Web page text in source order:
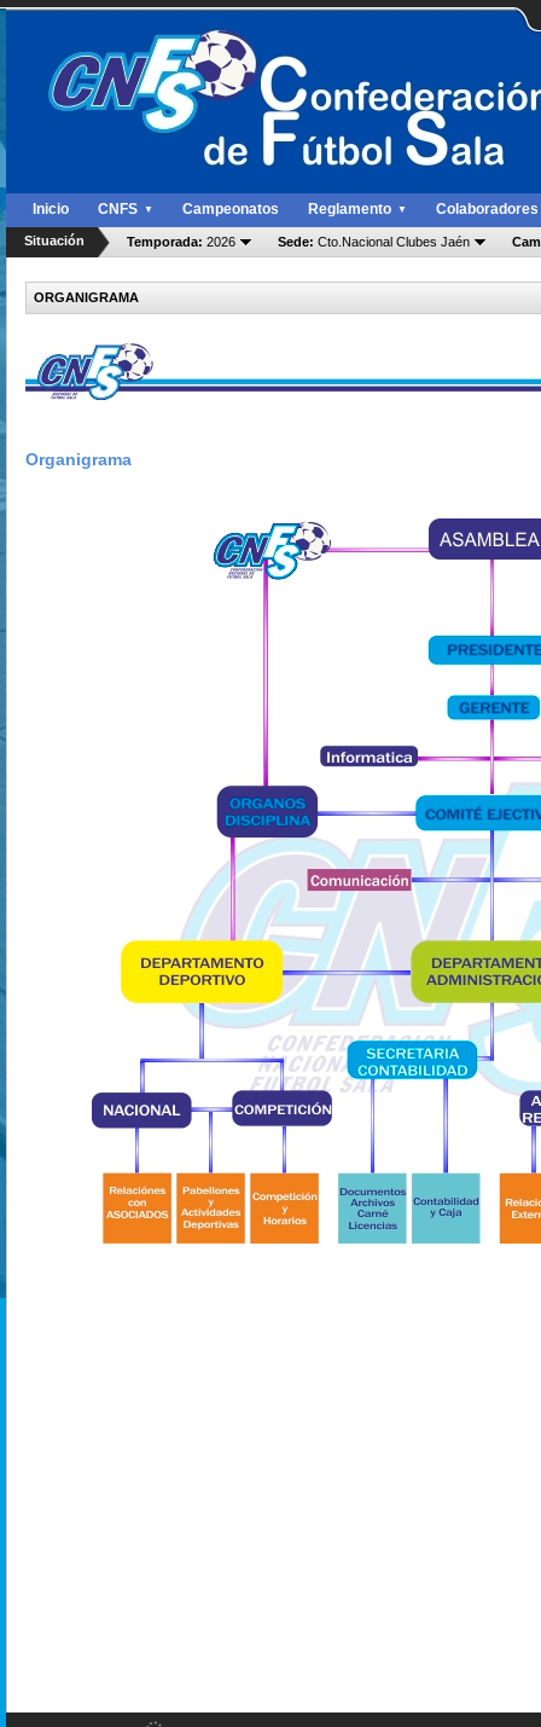
Inicio CNFS ▼ Campeonatos Reglamento ▼ Colaboradores
Situación Temporada: 2026 Sede: Cto.Nacional Clubes Jaén
ORGANIGRAMA
Organigrama